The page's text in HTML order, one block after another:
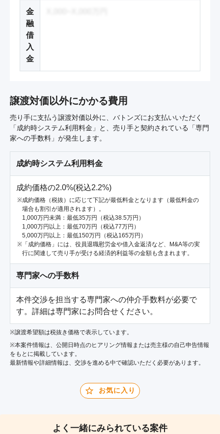
金
融
借
入
金
譲渡対価以外にかかる費用
売り手に支払う譲渡対価以外に、バトンズにお支払いいただく
「成約時システム利用料金」と、売り手と契約されている「専門
家への手数料」が発生します。
成約時システム利用料金
成約価格の2.0%(税込2.2%)
成約価格（税抜）に応じて下記が最低料金となります（最低料金の
場合も割引が適用されます）。
1,000万円未満：最低35万円（税込38.5万円）
1,000万円以上：最低70万円（税込77万円）
5,000万円以上：最低150万円（税込165万円）
「成約価格」には、役員退職慰労金や借入金返済など、M&A等の実
行に関連して売り手が受ける経済的利益等の金額も含まれます。
専門家への手数料
本件交渉を担当する専門家への仲介手数料が必要で
す。詳細は専門家にお問合せください。
※譲渡希望額は税抜き価格で表示しています。
※本案件情報は、公開日時点のヒアリング情報または売主様の自己申告情報
をもとに掲載しています。
最新情報や詳細情報は、交渉を進める中で確認いただく必要があります。
お気に入り
よく一緒にみられている案件